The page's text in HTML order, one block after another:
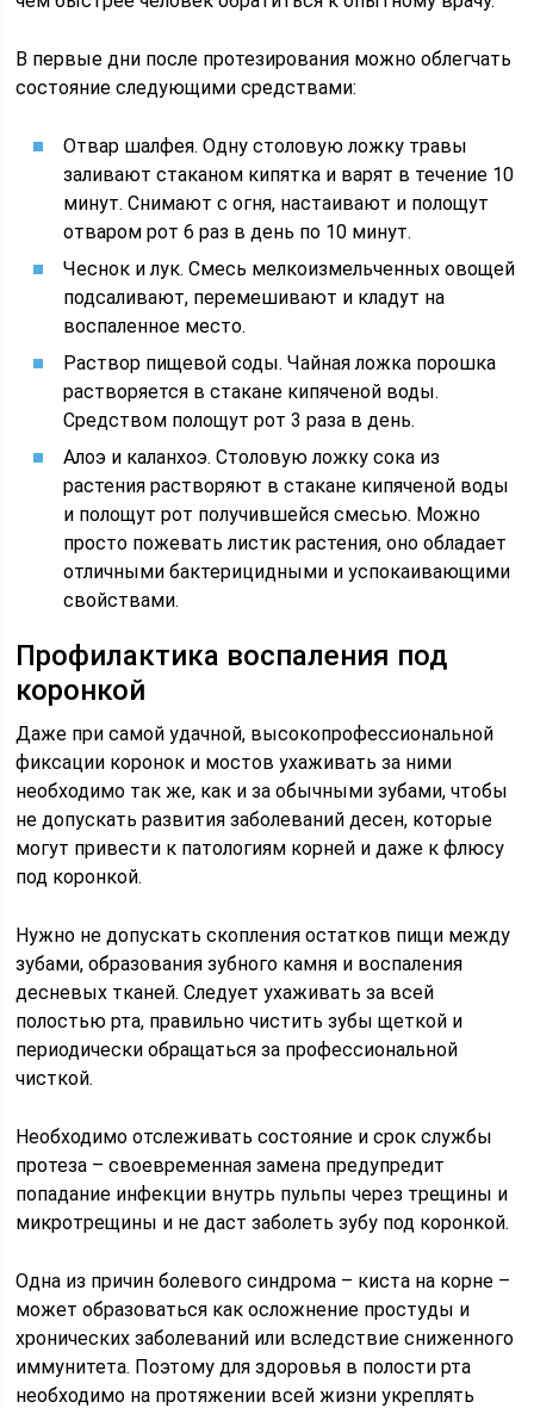
В первые дни после протезирования можно облегчать
состояние следующими средствами:
Отвар шалфея. Одну столовую ложку травы
заливают стаканом кипятка и варят в течение 10
минут. Снимают с огня, настаивают и полощут
отваром рот 6 раз в день по 10 минут.
Чеснок и лук. Смесь мелкоизмельченных овощей
подсаливают, перемешивают и кладут на
воспаленное место.
Раствор пищевой соды. Чайная ложка порошка
растворяется в стакане кипяченой воды.
Средством полощут рот 3 раза в день.
Алоэ и каланхоэ. Столовую ложку сока из
растения растворяют в стакане кипяченой воды
и полощут рот получившейся смесью. Можно
просто пожевать листик растения, оно обладает
отличными бактерицидными и успокаивающими
свойствами.
Профилактика воспаления под
коронкой
Даже при самой удачной, высокопрофессиональной
фиксации коронок и мостов ухаживать за ними
необходимо так же, как и за обычными зубами, чтобы
не допускать развития заболеваний десен, которые
могут привести к патологиям корней и даже к флюсу
под коронкой.
Нужно не допускать скопления остатков пищи между
зубами, образования зубного камня и воспаления
десневых тканей. Следует ухаживать за всей
полостью рта, правильно чистить зубы щеткой и
периодически обращаться за профессиональной
чисткой.
Необходимо отслеживать состояние и срок службы
протеза – своевременная замена предупредит
попадание инфекции внутрь пульпы через трещины и
микротрещины и не даст заболеть зубу под коронкой.
Одна из причин болевого синдрома – киста на корне –
может образоваться как осложнение простуды и
хронических заболеваний или вследствие сниженного
иммунитета. Поэтому для здоровья в полости рта
необходимо на протяжении всей жизни укреплять